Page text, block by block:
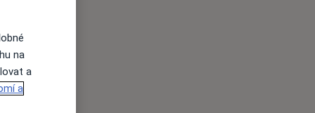
na
a
a